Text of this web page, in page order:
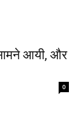
आयी, और
0